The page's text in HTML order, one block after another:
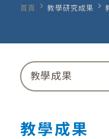
首頁 navigate_next 教學研究成果 navigate_next
教學成果
教學成果